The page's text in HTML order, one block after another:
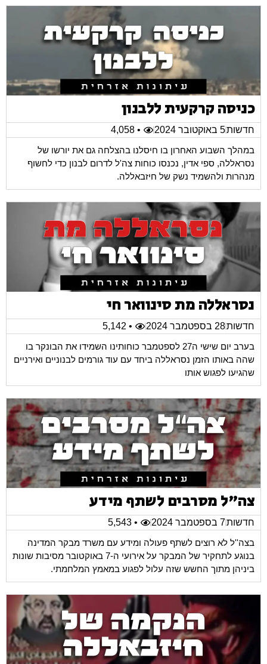
כניסה קרקעית ללבנון
חדשות5 באוקטובר 2024
• 4,058
במהלך השבוע האחרון בו חיסלנו בהצלחה גם את יורשו של
נסראללה, ספי אדין, נכנסו כוחות צה'ל לדרום לבנון כדי לחשוף
מנהרות ולהשמיד נשק של חיזבאללה.
נסראללה מת סינוואר חי
חדשות28 בספטמבר 2024
• 5,142
בערב יום שישי ה27 לספטמבר כוחותינו השמידו את הבונקר בו
שהה באותו הזמן נסראללה ביחד עם עוד גורמים לבנוניים ואירניים
שהגיעו לפגוש אותו
צה"ל מסרבים לשתף מידע
חדשות7 בספטמבר 2024
• 5,543
בצה''ל לא רוצים לשתף פעולה ומידע עם משרד מבקר המדינה
בנוגע לתחקיר של המבקר על אירועי ה-7 באוקטובר מסיבות שונות
ביניהן מתוך החשש שזה עלול לפגוע במאמץ המלחמתי.